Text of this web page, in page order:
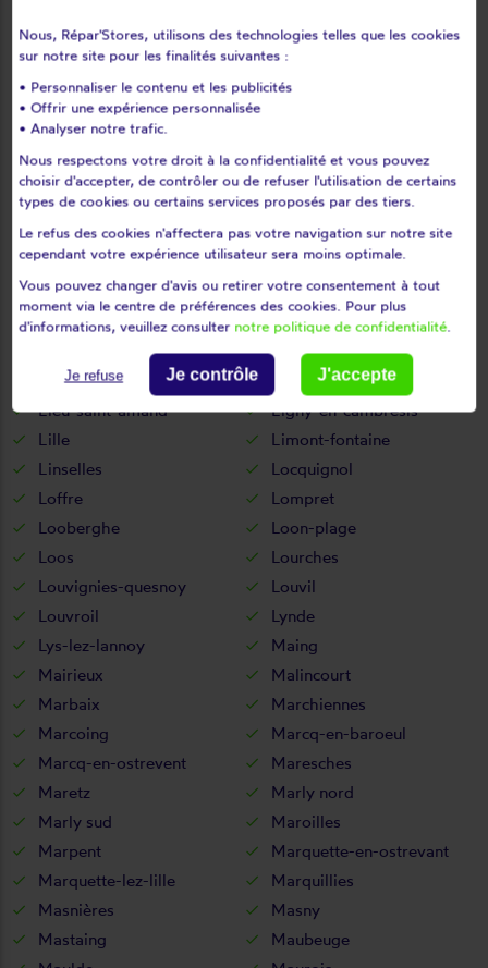
Lambersart
Lambres-lez-douai
Landas
Landrecies
Lannoy
Larouillies
Lauwin-planque
Le quesnoy
Lecelles
Lécluse
Lederzeele
Ledringhem
Leers
Leffrinckoucke
Les moëres
Les rues-des-vignes
Lesdain
Lesquin
Leval
Lez-fontaine
Lezennes
Liessies
Lieu-saint-amand
Ligny-en-cambrésis
Lille
Limont-fontaine
Linselles
Locquignol
Loffre
Lompret
Looberghe
Loon-plage
Loos
Lourches
Louvignies-quesnoy
Louvil
Louvroil
Lynde
Lys-lez-lannoy
Maing
Mairieux
Malincourt
Marbaix
Marchiennes
Marcoing
Marcq-en-baroeul
Marcq-en-ostrevent
Maresches
Maretz
Marly nord
Marly sud
Maroilles
Marpent
Marquette-en-ostrevant
Marquette-lez-lille
Marquillies
Masnières
Masny
Mastaing
Maubeuge
Nous, Répar'Stores, utilisons des technologies telles que les cookies
sur notre site pour les finalités suivantes :
• Personnaliser le contenu et les publicités
• Offrir une expérience personnalisée
• Analyser notre trafic.
Nous respectons votre droit à la confidentialité et vous pouvez
choisir d'accepter, de contrôler ou de refuser l'utilisation de certains
types de cookies ou certains services proposés par des tiers.
Le refus des cookies n'affectera pas votre navigation sur notre site
cependant votre expérience utilisateur sera moins optimale.
Vous pouvez changer d'avis ou retirer votre consentement à tout
moment via le centre de préférences des cookies. Pour plus
d'informations, veuillez consulter notre politique de confidentialité.
Je refuse Je contrôle J'accepte